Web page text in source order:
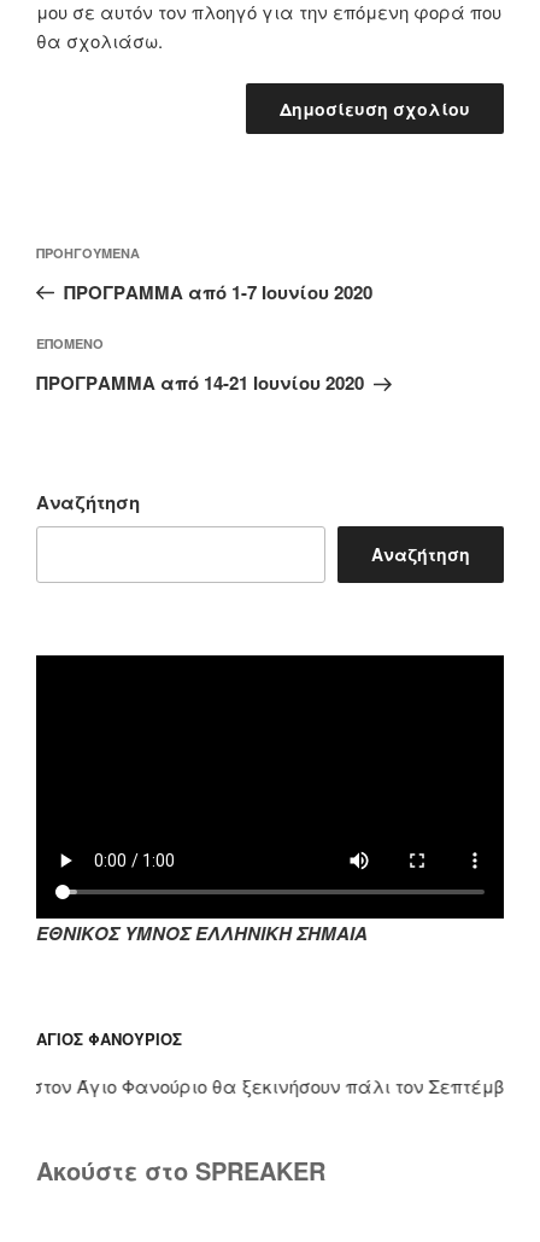
μου σε αυτόν τον πλοηγό για την επόμενη φορά που
θα σχολιάσω.
άρθρων
Προηγούμενο
άρθρο
ΠΡΟΗΓΟΎΜΕΝΑ
ΠΡΟΓΡΑΜΜΑ από 1-7 Ιουνίου 2020
Επόμενο
άρθρο
ΕΠΌΜΕΝΟ
ΠΡΟΓΡΑΜΜΑ από 14-21 Ιουνίου 2020
Αναζήτηση
Αναζήτηση
ΕΘΝΙΚΟΣ ΥΜΝΟΣ ΕΛΛΗΝΙΚΗ ΣΗΜΑΙΑ
ΆΓΙΟΣ ΦΑΝΟΎΡΙΟΣ
Άγιο Φανούριο θα ξεκινήσουν πάλι τον Σεπτέμβριο.
Ακούστε στο SPREAKER